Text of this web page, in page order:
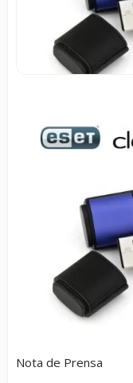
Nota de Prensa